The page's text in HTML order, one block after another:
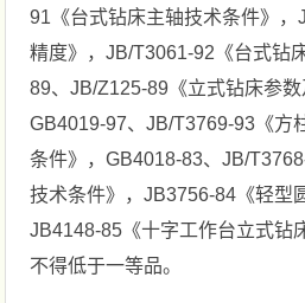
91《台式钻床主轴技术条件》
精度》，JB/T3061-92《台式钻
89、JB/Z125-89《立式钻床参数
GB4019-97、JB/T3769-93《方
条件》，GB4018-83、JB/
技术条件》，JB3756-84《轻型
JB4148-85《十字工作台立式钻
不得低于一等品。